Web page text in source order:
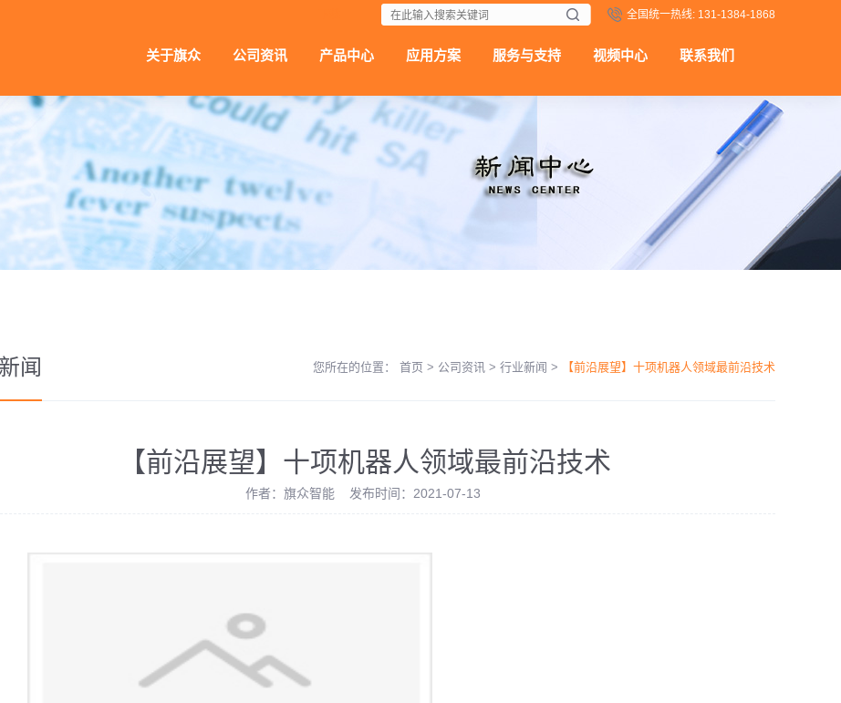
全国统一热线: 131-1384-1868
关于旗众 公司资讯 产品中心 应用方案 服务与支持 视频中心 联系我们
闻 您所在的位置： 首页 > 公司资讯 > 行业新闻 > 【前沿展望】十项机器人领域最前沿技术
【前沿展望】十项机器人领域最前沿技术
作者：旗众智能 发布时间：2021-07-13